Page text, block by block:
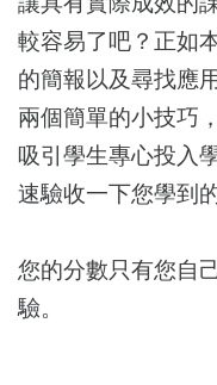
較容易了吧？正如
的簡報以及尋找應
兩個簡單的小技巧
吸引學生專心投入
速驗收一下您學到
您的分數只有您自
驗。